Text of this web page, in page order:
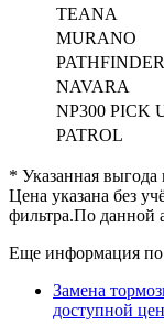
TEANA
MURANO
PATHFINDER
NAVARA
NP300 PICK
PATROL
* Указанная выгода
Цена указана без
фильтра.По данной
Еще информация по
Замена
доступной